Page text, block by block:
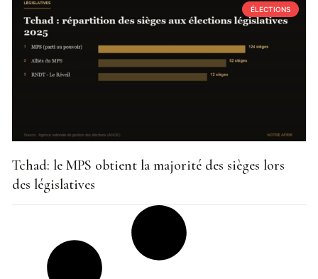
ÉLECTIONS
Tchad: le MPS obtient la majorité des sièges lors
des législatives